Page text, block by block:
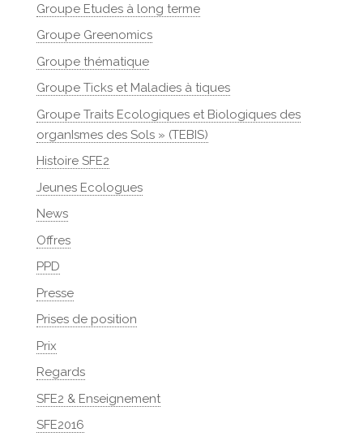
Groupe Etudes à long terme
Groupe Greenomics
Groupe thématique
Groupe Ticks et Maladies à tiques
Groupe Traits Ecologiques et Biologiques des
organIsmes des Sols » (TEBIS)
Histoire SFE2
Jeunes Ecologues
News
Offres
PPD
Presse
Prises de position
Prix
Regards
SFE2 & Enseignement
SFE2016